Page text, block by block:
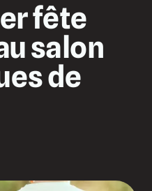
fête
salon
de